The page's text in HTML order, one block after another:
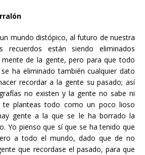
mundo distópico, al futuro de nuestra
recuerdos están siendo eliminados
de la gente, pero para que todo
ha eliminado también cualquier dato
recordar a la gente su pasado; así
no existen y la gente no sabe ni
te planteas todo como un poco lioso
gente a la que se le ha borrado la
Yo pienso que sí que se ha tenido que
a todo el mundo, dado que de no
que recordase el pasado, para que